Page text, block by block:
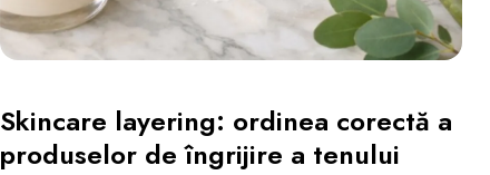
Skincare layering: ordinea corectă a
produselor de îngrijire a tenului